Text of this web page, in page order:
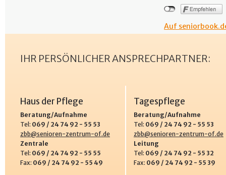
Auf
IHR PERSÖNLICHER ANSPRECHPARTNER:
Haus der Pflege
Beratung/Aufnahme
Tel: 069 / 24 74 92 - 55 53
zbb@senioren-zentrum-of.de
Zentrale
Tel: 069 / 24 74 92 - 55 55
Fax: 069 / 24 74 92 - 55 49
Tagespflege
Beratung/Aufnahme
Tel: 069 / 24 74 92 - 55 53
zbb@senioren-zentrum-of.de
Leitung
Tel: 069 / 24 74 92 - 55 32
Fax: 069 / 24 74 92 - 55 39